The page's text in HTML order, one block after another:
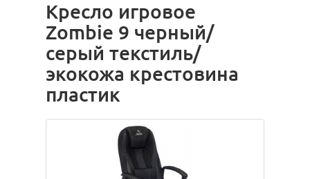
Кресло игровое
Zombie 9 черный/
серый текстиль/
экокожа крестовина
пластик